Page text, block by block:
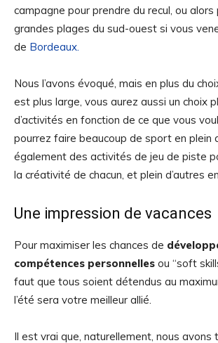
campagne pour prendre du recul, ou
grandes plages du sud-ouest si vous
de Bordeaux.
Nous l’avons évoqué, mais en plus du
est plus large, vous aurez aussi un choix
d’activités en fonction de ce que vous
pourrez faire beaucoup de sport en plein
également des activités de jeu de piste
la créativité de chacun, et plein d’autres
Une impression de vacances
Pour maximiser les chances de
compétences personnelles ou “soft
faut que tous soient détendus au
l’été sera votre meilleur allié.
Il est vrai que, naturellement, nous avons